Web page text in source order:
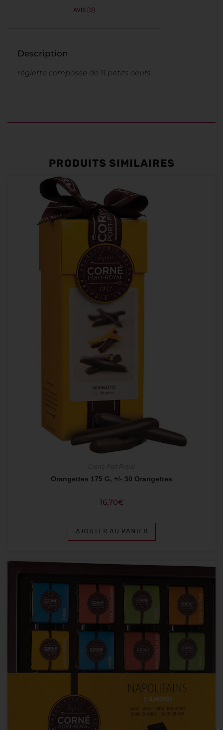
AVIS (0)
Description
réglette composée de 11 petits oeufs
PRODUITS SIMILAIRES
Orangettes 175 G, +/- 30 Orangettes
16,70€
AJOUTER AU PANIER